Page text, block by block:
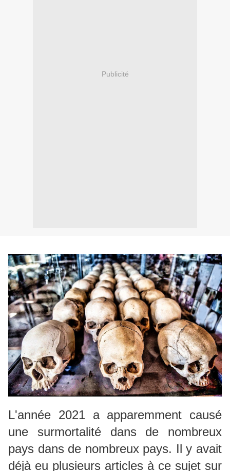
Publicité
L'année 2021 a apparemment causé
une surmortalité dans de nombreux
pays dans de nombreux pays. Il y avait
déjà eu plusieurs articles à ce sujet sur